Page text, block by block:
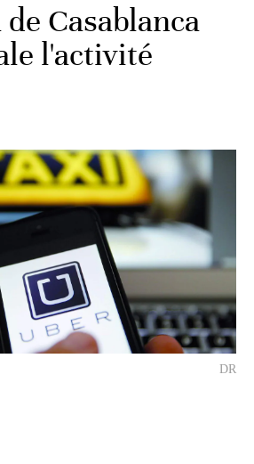
Casablanca
l'activité
DR